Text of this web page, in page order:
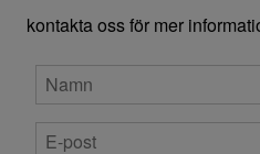
kontakta oss för mer